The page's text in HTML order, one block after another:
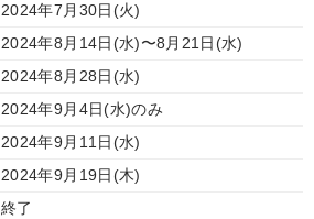
2024年7月30日(火)
2024年8月14日(水)〜8月21日(水)
2024年8月28日(水)
2024年9月4日(水)のみ
2024年9月11日(水)
2024年9月19日(木)
終了